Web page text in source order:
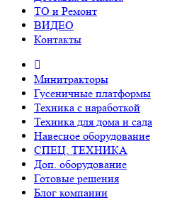
ТО и Ремонт
ВИДЕО
Контакты
Минитракторы
Гусеничные платформы
Техника с наработкой
Техника для дома и сада
Навесное оборудование
СПЕЦ. ТЕХНИКА
Доп. оборудование
Готовые решения
Блог компании